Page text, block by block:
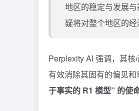
地区的稳定与发展
疑将对整个地区的经
Perplexity AI 强调，其
有效消除其固有的偏见和
于事实的 R1 模型” 的使